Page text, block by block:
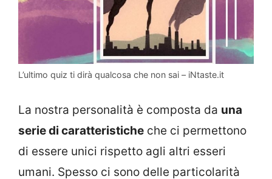
L’ultimo quiz ti dirà qualcosa che non sai – iNtaste.it
La nostra personalità è composta da una
serie di caratteristiche che ci permettono
di essere unici rispetto agli altri esseri
umani. Spesso ci sono delle particolarità